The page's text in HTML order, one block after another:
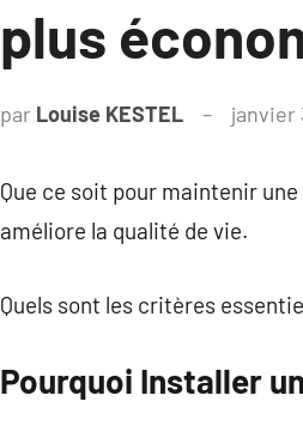
plus
par Louise KESTEL janvier
Que ce soit pour maintenir
améliore la qualité de vie.
Quels sont les critères
Pourquoi Installer